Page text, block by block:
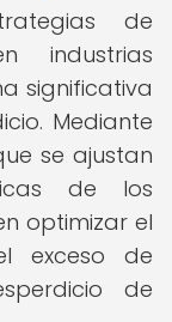
de
industrias
significativa
Mediante
se ajustan
de los
optimizar el
exceso de
de